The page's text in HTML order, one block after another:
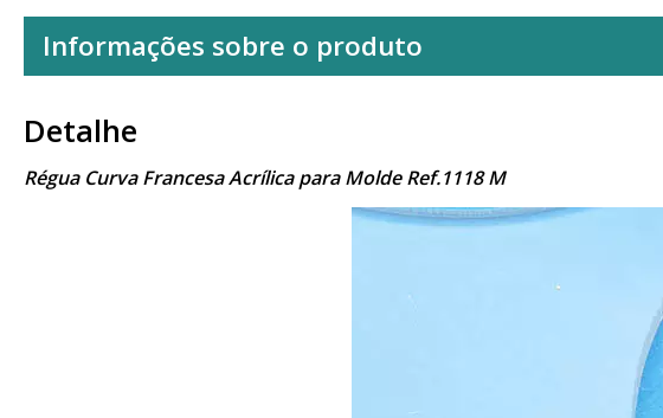
Informações sobre o produto
Detalhe
Régua Curva Francesa Acrílica para Molde Ref.1118 M